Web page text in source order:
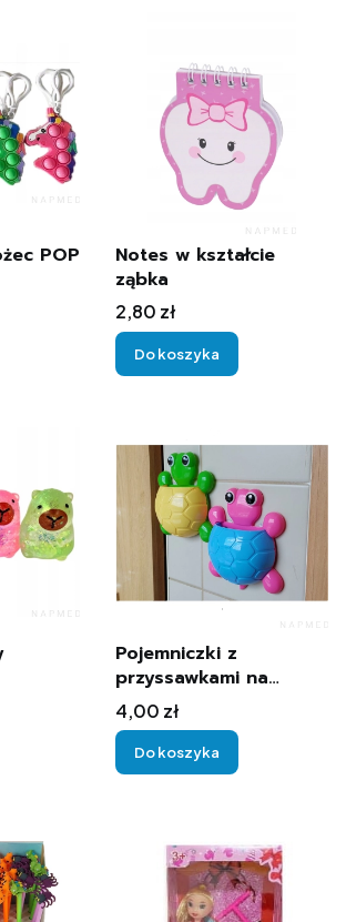
POP
Notes w kształcie
ząbka
Cena
2,80 zł
Do koszyka
Pojemniczki z
przyssawkami na
szczoteczki i pastę do
zębów (duże 15x17cm)
Cena
4,00 zł
Do koszyka